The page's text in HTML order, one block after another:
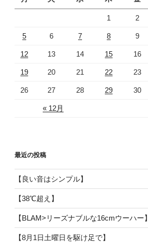
« 12月
1 2
5 6 7 8 9
12 13 14 15 16
19 20 21 22 23
26 27 28 29 30
最近の投稿
【良い音はシンプル】
【38℃超え】
【BLAM>リーズナブルな16cmウーハー】
【8月1日土曜日を駆け足で】